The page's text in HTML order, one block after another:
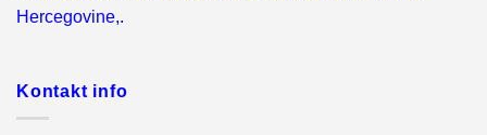
Hercegovine,.
Kontakt info